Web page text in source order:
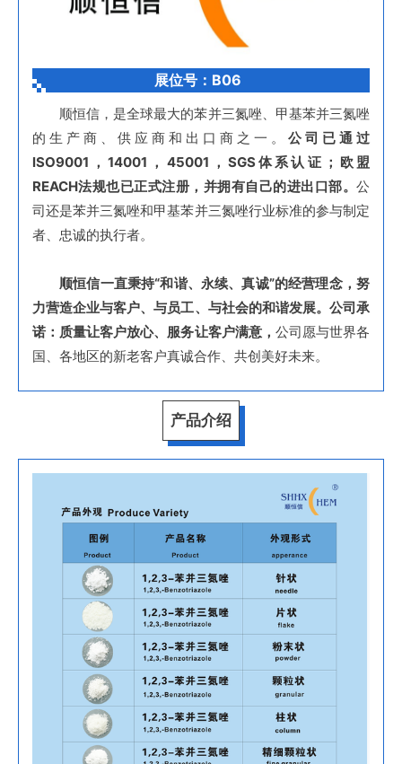
展位号：B06
顺恒信，是全球最大的苯并三氮唑、甲基苯并三氮唑
的生产商、供应商和出口商之一。 公司已通过
lSO9001，14001，45001，SGS体系认证；欧盟
REACH法规也已正式注册，并拥有自己的进出口部。 公
司还是苯并三氮唑和甲基苯并三氮唑行业标准的参与制定
者、忠诚的执行者。
顺恒信一直秉持“和谐、永续、真诚”的经营理念，努
力营造企业与客户、与员工、与社会的和谐发展。公司承
诺：质量让客户放心、服务让客户满意， 公司愿与世界各
国、各地区的新老客户真诚合作、共创美好未来。
产品介绍